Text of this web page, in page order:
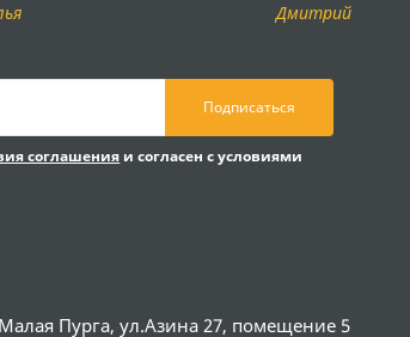
Дмитрий
Подписаться
соглашения и согласен с условиями
Пурга, ул.Азина 27, помещение 5